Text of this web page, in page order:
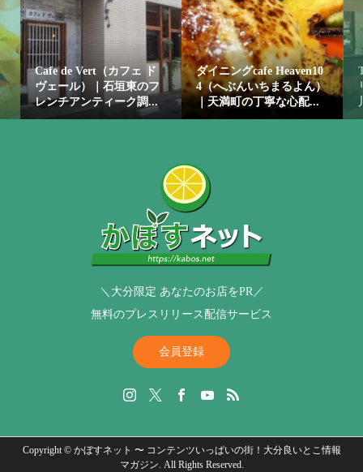
Cafe de Vert（カフェ ド
ヴェール）｜石垣東のフ
レンチアンティーク調...
ダイニングcafe Heaven10
4（へぶんいちまるよん）
｜天満町の丁寧な心配...
＼大分限定 あなたのお店をPR／
無料のプレスリリース配信サービス
会員登録
Copyright ©かぼすネット 〜 コンテンツいっぱいの街！大分良いとこ情報
マガジン. All Rights Reserved.